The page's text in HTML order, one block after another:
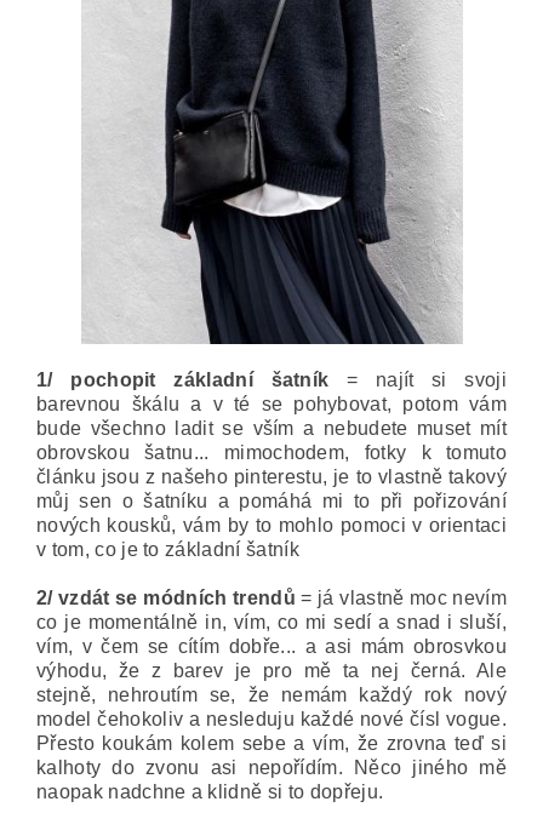
1/ pochopit základní šatník = najít si svoji
barevnou škálu a v té se pohybovat, potom vám
bude všechno ladit se vším a nebudete muset mít
obrovskou šatnu... mimochodem, fotky k tomuto
článku jsou z našeho pinterestu, je to vlastně takový
můj sen o šatníku a pomáhá mi to při pořizování
nových kousků, vám by to mohlo pomoci v orientaci
v tom, co je to základní šatník
2/ vzdát se módních trendů = já vlastně moc nevím
co je momentálně in, vím, co mi sedí a snad i sluší,
vím, v čem se cítím dobře... a asi mám obrosvkou
výhodu, že z barev je pro mě ta nej černá. Ale
stejně, nehroutím se, že nemám každý rok nový
model čehokoliv a nesleduju každé nové čísl vogue.
Přesto koukám kolem sebe a vím, že zrovna teď si
kalhoty do zvonu asi nepořídím. Něco jiného mě
naopak nadchne a klidně si to dopřeju.